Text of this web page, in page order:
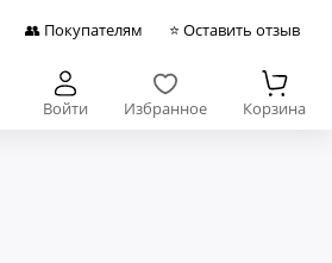
👥 Покупателям ⭐ Оставить отзыв
Войти Избранное Корзина